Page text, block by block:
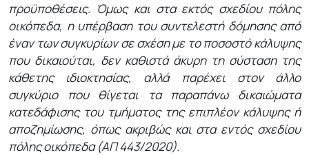
προϋποθέσεις. Όμως και στα εκτός σχεδίου πόλης
οικόπεδα, η υπέρβαση του συντελεστή δόμησης από
έναν των συγκυρίων σε σχέση με το ποσοστό κάλυψης
που δικαιούται, δεν καθιστά άκυρη τη σύσταση της
κάθετης ιδιοκτησίας, αλλά παρέχει στον άλλο
συγκύριο που θίγεται τα παραπάνω δικαιώματα
κατεδάφισης του τμήματος της επιπλέον κάλυψης ή
αποζημίωσης, όπως ακριβώς και στα εντός σχεδίου
πόλης οικόπεδα (ΑΠ 443/2020).